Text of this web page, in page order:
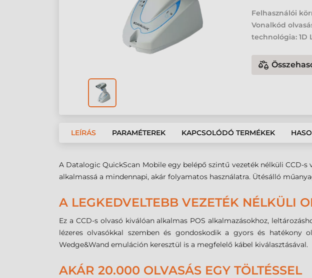
Felhasználói
Vonalkód
technológia: 1D
LEÍRÁS PARAMÉTEREK KAPCSOLÓDÓ TERMÉKEK
A Datalogic QuickScan Mobile egy belépő szintű vezeték nélküli
alkalmassá a mindennapi, akár folyamatos használatra. Ütésálló
A LEGKEDVELTEBB VEZETÉK NÉLKÜLI
Ez a CCD-s olvasó kiválóan alkalmas POS alkalmazásokhoz,
lézeres olvasókkal szemben és gondoskodik a gyors és hatékony
Wedge&Wand emuláción keresztül is a megfelelő kábel kiválasztásával.
AKÁR 20.000 OLVASÁS EGY TÖLTÉSSEL